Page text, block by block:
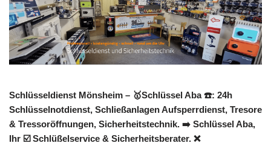
Schlüsseldienst Mönsheim – 🥇Schlüssel Aba ☎️: 24h
Schlüsselnotdienst, Schließanlagen Aufsperrdienst, Tresore
& Tressoröffnungen, Sicherheitstechnik. ➡️ Schlüssel Aba,
Ihr ☑️ Schlüßelservice & Sicherheitsberater. ❌